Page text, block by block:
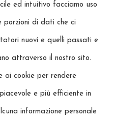
ed intuitivo facciamo uso
porzioni di dati che ci
nuovi e quelli passati e
attraverso il nostro sito.
ai cookie per rendere
e più efficiente in
informazione personale